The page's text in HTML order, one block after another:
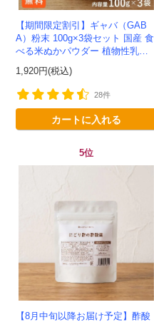
【期間限定割引】ギャバ（GAB
A）粉末 100g×3袋セット 国産 食
べる米ぬかパウダー 植物性乳酸
菌発酵 -かわしま屋- 【送料無
料】*メール便での発送...
1,920円(税込)
28件
カートに入れる
5位
【8月中旬以降お届け予定】酢酸